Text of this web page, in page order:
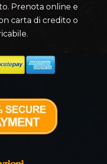
Prenota online e
carta di credito o